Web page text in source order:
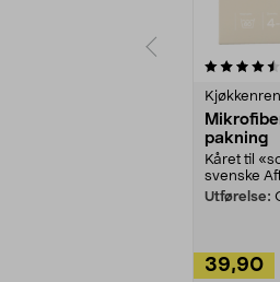
pakning
Kåret til
svenske
Utførelse:
39,90